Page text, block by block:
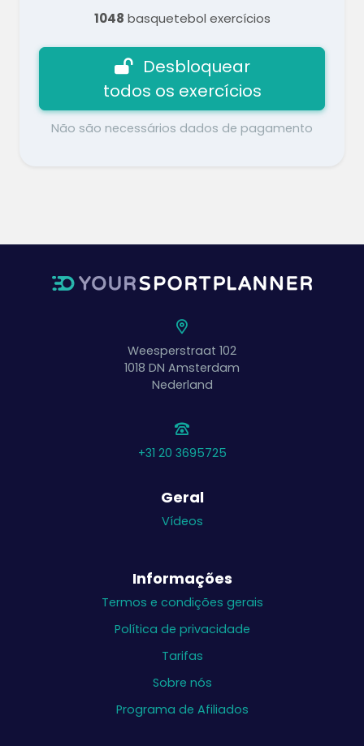
1048 basquetebol exercícios
Desbloquear
todos os exercícios
Não são necessários dados de pagamento
Weesperstraat 102
1018 DN Amsterdam
Nederland
+31 20 3695725
Geral
Vídeos
Informações
Termos e condições gerais
Política de privacidade
Tarifas
Sobre nós
Programa de Afiliados